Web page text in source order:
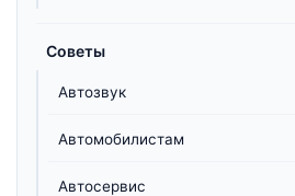
Советы
Автозвук
Автомобилистам
Автосервис